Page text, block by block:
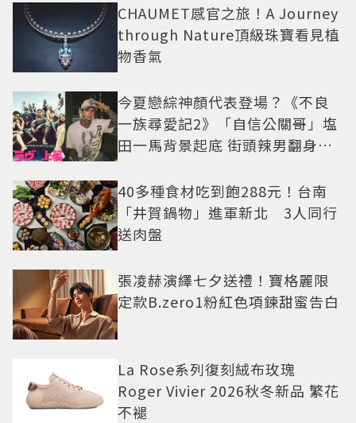
CHAUMET感官之旅！A Journey
through Nature頂級珠寶看見植
物香氣
今夏戀綜神顏代表登場？《不良
一族尋愛記2》「自信公關哥」塩
田一馬背景起底 街頭辣男翻身當
40多種食材吃到飽288元！台南
「井賀鍋物」進軍新北 3人同行
送肉盤
張凌赫演繹七夕送禮！寶格麗限
定款B.zero1粉紅色項鍊甜蜜告白
La Rose系列復刻絨布玫瑰
Roger Vivier 2026秋冬新品 繁花
不褪